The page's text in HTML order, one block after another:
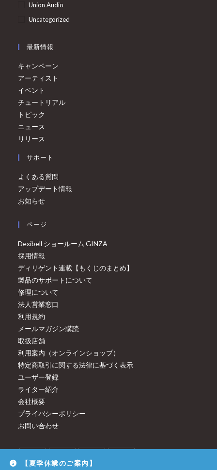
Union Audio
Uncategorized
最新情報
キャンペーン
アーティスト
イベント
チュートリアル
トピック
ニュース
リリース
サポート
よくある質問
アップデート情報
お知らせ
ページ
Dexibell ショールーム GINZA
採用情報
ディリゲント連載【もくじのまとめ】
製品のサポートについて
修理について
法人営業窓口
利用規約
メールマガジン購読
取扱店舗
利用案内（オンラインショップ）
特定商取引に関する法律に基づく表示
ユーザー登録
ライター紹介
会社概要
プライバシーポリシー
お問い合わせ
【夏季休業のご案内】